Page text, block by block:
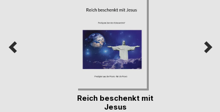
Reich beschenkt mit
Jesus